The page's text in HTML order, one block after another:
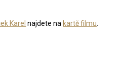
Karel najdete na kartě filmu